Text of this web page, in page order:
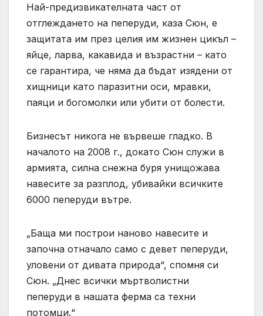
Най-предизвикателната част от
отглеждането на пеперуди, каза Сюн, е
защитата им през целия им жизнен цикъл –
яйце, ларва, какавида и възрастни – като
се гарантира, че няма да бъдат изядени от
хищници като паразитни оси, мравки,
паяци и богомолки или убити от болести.
Бизнесът никога не вървеше гладко. В
началото на 2008 г., докато Сюн служи в
армията, силна снежна буря унищожава
навесите за разплод, убивайки всичките
6000 пеперуди вътре.
„Баща ми построи наново навесите и
започна отначало само с девет пеперуди,
уловени от дивата природа“, спомня си
Сюн. „Днес всички мъртволистни
пеперуди в нашата ферма са техни
потомци.“